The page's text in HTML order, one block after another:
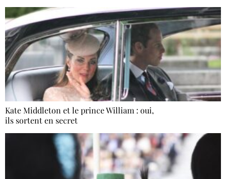
Kate Middleton et le prince William : oui,
ils sortent en secret